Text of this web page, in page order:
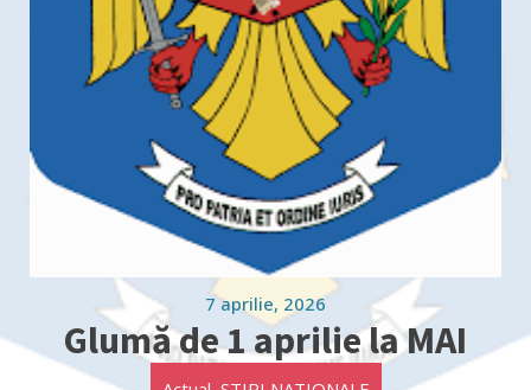
7 aprilie, 2026
Glumă de 1 aprilie la MAI